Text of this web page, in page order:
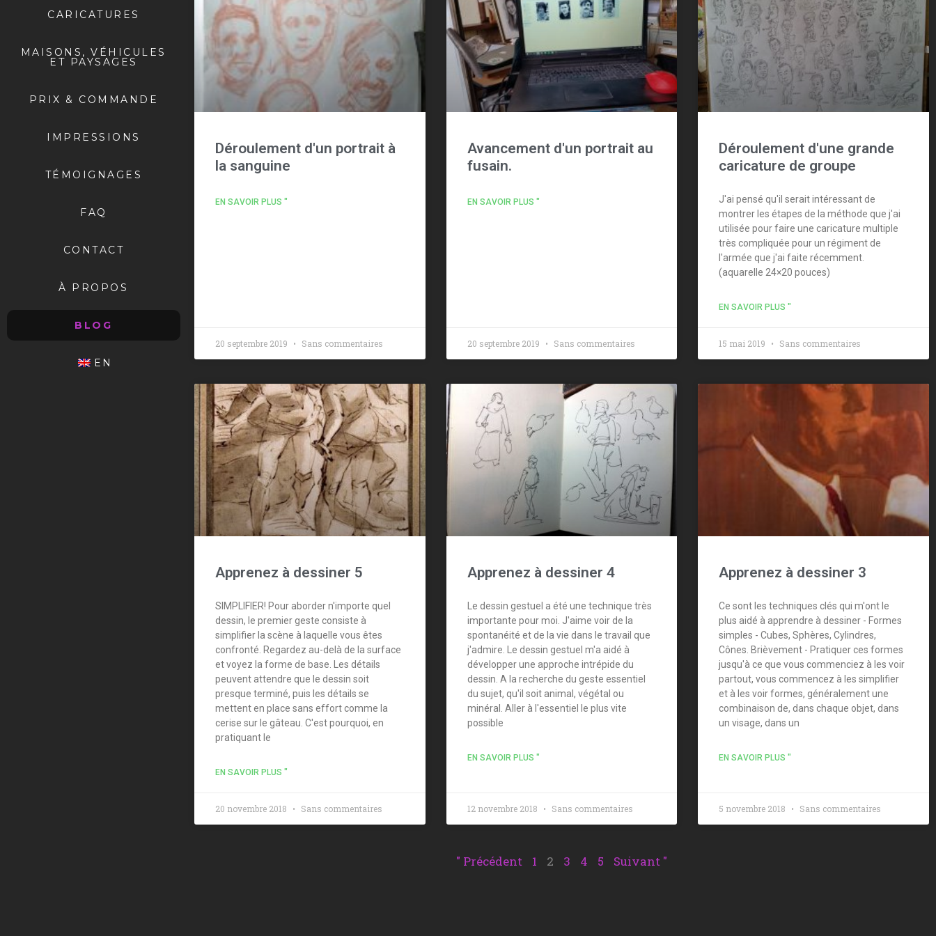
Déroulement d'un portrait à
la sanguine
EN SAVOIR PLUS "
20 septembre 2019 Sans commentaires
Avancement d'un portrait au
fusain.
EN SAVOIR PLUS "
20 septembre 2019 Sans commentaires
Déroulement d'une grande
caricature de groupe
J'ai pensé qu'il serait intéressant de
montrer les étapes de la méthode que j'ai
utilisée pour faire une caricature multiple
très compliquée pour un régiment de
l'armée que j'ai faite récemment.
(aquarelle 24×20 pouces)
EN SAVOIR PLUS "
15 mai 2019 Sans commentaires
Apprenez à dessiner 5
SIMPLIFIER! Pour aborder n'importe quel
dessin, le premier geste consiste à
simplifier la scène à laquelle vous êtes
confronté. Regardez au-delà de la surface
et voyez la forme de base. Les détails
peuvent attendre que le dessin soit
presque terminé, puis les détails se
mettent en place sans effort comme la
cerise sur le gâteau. C'est pourquoi, en
pratiquant le
EN SAVOIR PLUS "
20 novembre 2018 Sans commentaires
Apprenez à dessiner 4
Le dessin gestuel a été une technique très
importante pour moi. J'aime voir de la
spontanéité et de la vie dans le travail que
j'admire. Le dessin gestuel m'a aidé à
développer une approche intrépide du
dessin. A la recherche du geste essentiel
du sujet, qu'il soit animal, végétal ou
minéral. Aller à l'essentiel le plus vite
possible
EN SAVOIR PLUS "
12 novembre 2018 Sans commentaires
Apprenez à dessiner 3
Ce sont les techniques clés qui m'ont le
plus aidé à apprendre à dessiner - Formes
simples - Cubes, Sphères, Cylindres,
Cônes. Brièvement - Pratiquer ces formes
jusqu'à ce que vous commenciez à les voir
partout, vous commencez à les simplifier
et à les voir formes, généralement une
combinaison de, dans chaque objet, dans
un visage, dans un
EN SAVOIR PLUS "
5 novembre 2018 Sans commentaires
" Précédent 1 2 3 4 5 Suivant "
CARICATURES
MAISONS, VÉHICULES
ET PAYSAGES
PRIX & COMMANDE
IMPRESSIONS
TÉMOIGNAGES
FAQ
CONTACT
À PROPOS
BLOG
EN